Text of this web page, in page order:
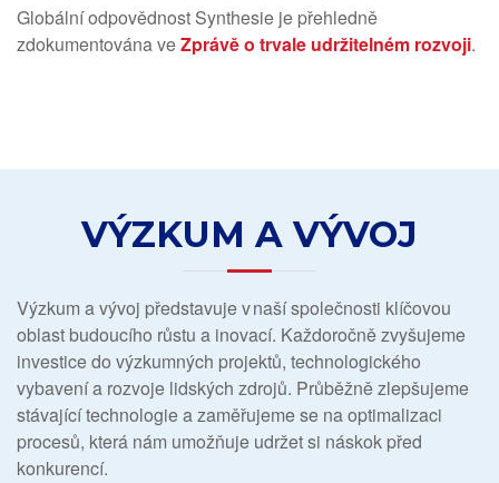
Globální odpovědnost Synthesie je přehledně
zdokumentována veZprávě o trvale udržitelném rozvoji.
VÝZKUM A VÝVOJ
Výzkum a vývoj představuje v naší společnosti klíčovou
oblast budoucího růstu a inovací. Každoročně zvyšujeme
investice do výzkumných projektů, technologického
vybavení a rozvoje lidských zdrojů. Průběžně zlepšujeme
stávající technologie a zaměřujeme se na optimalizaci
procesů, která nám umožňuje udržet si náskok před
konkurencí.